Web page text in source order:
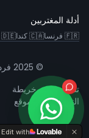
أدلة المغتربين
🇫🇷 فرنسا🇨🇦كندا🇩🇪
© 2025 فردوس العقارات – جميع الحقوق محفوظة
تشخيص
النظام
خريطة
الموقع
Edit with